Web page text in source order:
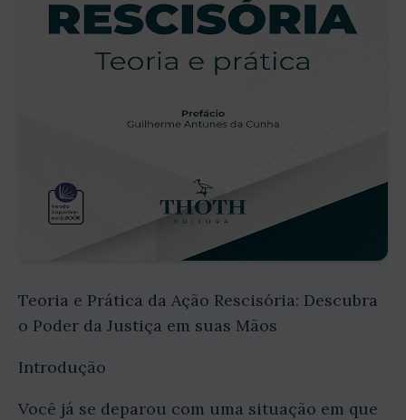
Teoria e Prática da Ação Rescisória: Descubra
o Poder da Justiça em suas Mãos
Introdução
Você já se deparou com uma situação em que